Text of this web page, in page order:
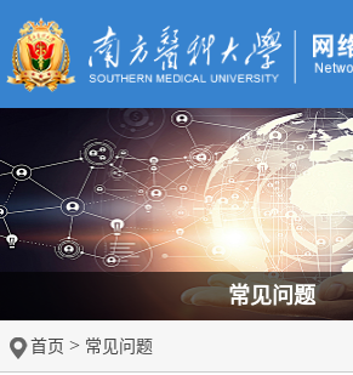
常见问题
首页 > 常见问题